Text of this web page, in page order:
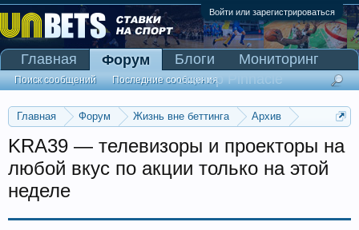
Войти или зарегистрироваться
Главная Форум Жизнь вне беттинга
Архив
KRA39 — телевизоры и проекторы на
любой вкус по акции только на этой
неделе
Главная Форум
Поиск сообщений Последние сообщения
Блоги
Мониторинг
Сканер Pinnacle